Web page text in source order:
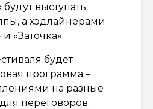
выступать
а хэдлайнерами
«Заточка».
будет
программа –
на разные
переговоров.